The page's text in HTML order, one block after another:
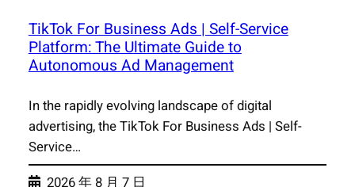
TikTok For Business Ads | Self-Service
Platform: The Ultimate Guide to
Autonomous Ad Management
In the rapidly evolving landscape of digital
advertising, the TikTok For Business Ads | Self-
Service…
2026 年 8 月 7 日